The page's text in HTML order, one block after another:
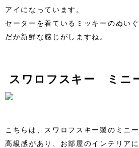
アイになっています。
セーターを着ているミッキーのぬい
だか新鮮な感じがしますね。
スワロフスキー ミニ
こちらは、スワロフスキー製のミニー
高級感があり、お部屋のインテリアに